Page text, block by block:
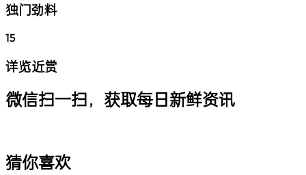
独门劲料
15
详览近赏
微信扫一扫，获取每日新鲜资讯
猜你喜欢